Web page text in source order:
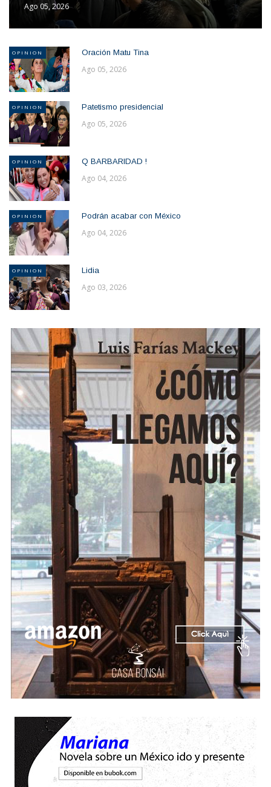
Ago 05, 2026
OPINION Oración Matu Tina
Ago 05, 2026
OPINION Patetismo presidencial
Ago 05, 2026
OPINION Q BARBARIDAD !
Ago 04, 2026
OPINION Podrán acabar con México
Ago 04, 2026
OPINION Lidia
Ago 03, 2026